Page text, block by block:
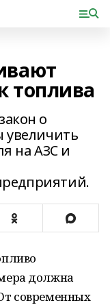
топлива
о
увеличить
на АЗС и
должна
современных